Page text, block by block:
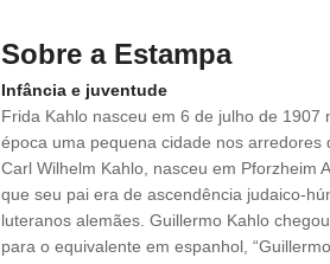
Sobre a Estampa
Infância e juventude
Frida Kahlo nasceu em 6 de julho de 1907
época uma pequena cidade nos
Carl Wilhelm Kahlo, nasceu em Pforzheim
que seu pai era de ascendência judaico-
luteranos alemães. Guillermo Kahlo
para o equivalente em espanhol,